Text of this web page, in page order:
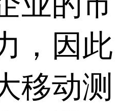
，因此
移动测